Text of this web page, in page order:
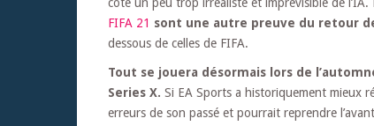
côté un peu trop irréaliste et imprévisible de l’IA.
FIFA 21 sont une autre preuve du retour de
dessous de celles de FIFA.
Tout se jouera désormais lors de
Series X. Si EA Sports a historiquement mieux
erreurs de son passé et pourrait reprendre